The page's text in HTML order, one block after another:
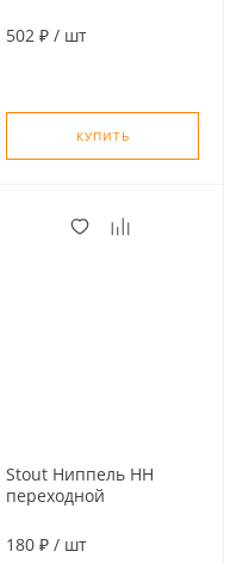
502 ₽ / шт
КУПИТЬ
Stout Ниппель НН
переходной
х 1/2"
180 ₽ / шт